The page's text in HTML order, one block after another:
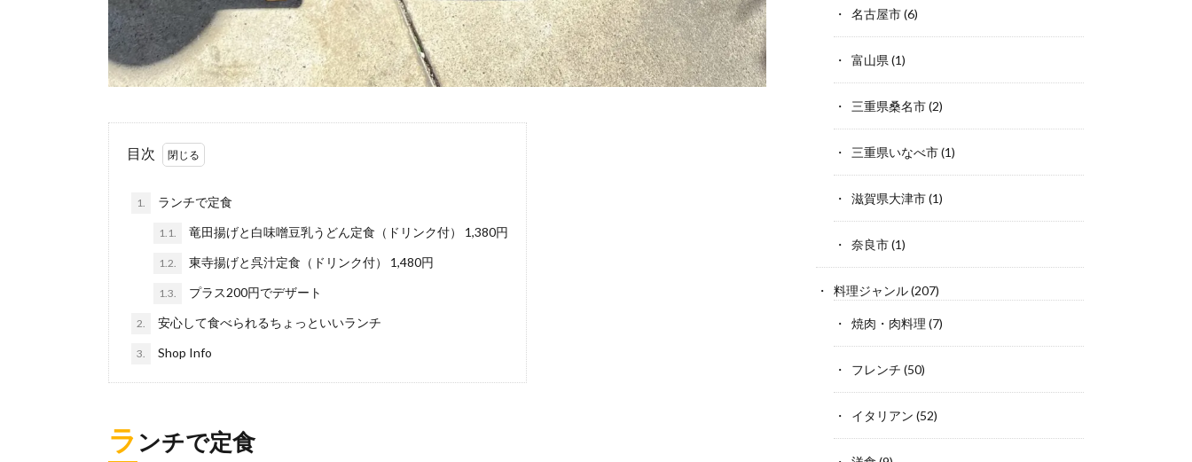
目次
1. ランチで定食
1.1. 竜田揚げと白味噌豆乳うどん定食（ドリンク付） 1,380円
1.2. 東寺揚げと呉汁定食（ドリンク付） 1,480円
1.3. プラス200円でデザート
2. 安心して食べられるちょっといいランチ
3. Shop Info
ラ ンチで定食
名古屋市(6)
富山県 (1)
三重県桑名市(2)
三重県いなべ市(1)
滋賀県大津市(1)
奈良市(1)
料理ジャンル(207)
焼肉・肉料理 (7)
フレンチ (50)
イタリアン (52)